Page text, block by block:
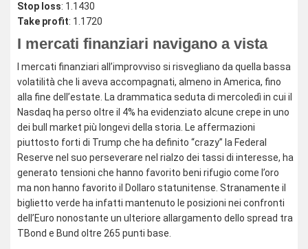
Stop loss: 1.1430
Take profit: 1.1720
I mercati finanziari navigano a vista
I mercati finanziari all’improvviso si risvegliano da quella bassa
volatilità che li aveva accompagnati, almeno in America, fino
alla fine dell’estate. La drammatica seduta di mercoledì in cui il
Nasdaq ha perso oltre il 4% ha evidenziato alcune crepe in uno
dei bull market più longevi della storia. Le affermazioni
piuttosto forti di Trump che ha definito “crazy” la Federal
Reserve nel suo perseverare nel rialzo dei tassi di interesse, ha
generato tensioni che hanno favorito beni rifugio come l’oro
ma non hanno favorito il Dollaro statunitense. Stranamente il
biglietto verde ha infatti mantenuto le posizioni nei confronti
dell’Euro nonostante un ulteriore allargamento dello spread tra
TBond e Bund oltre 265 punti base.